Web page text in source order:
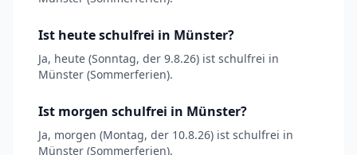
Ist heute schulfrei in Münster?
Ja, heute (Sonntag, der 9.8.26) ist schulfrei in
Münster (Sommerferien).
Ist morgen schulfrei in Münster?
Ja, morgen (Montag, der 10.8.26) ist schulfrei in
Münster (Sommerferien).